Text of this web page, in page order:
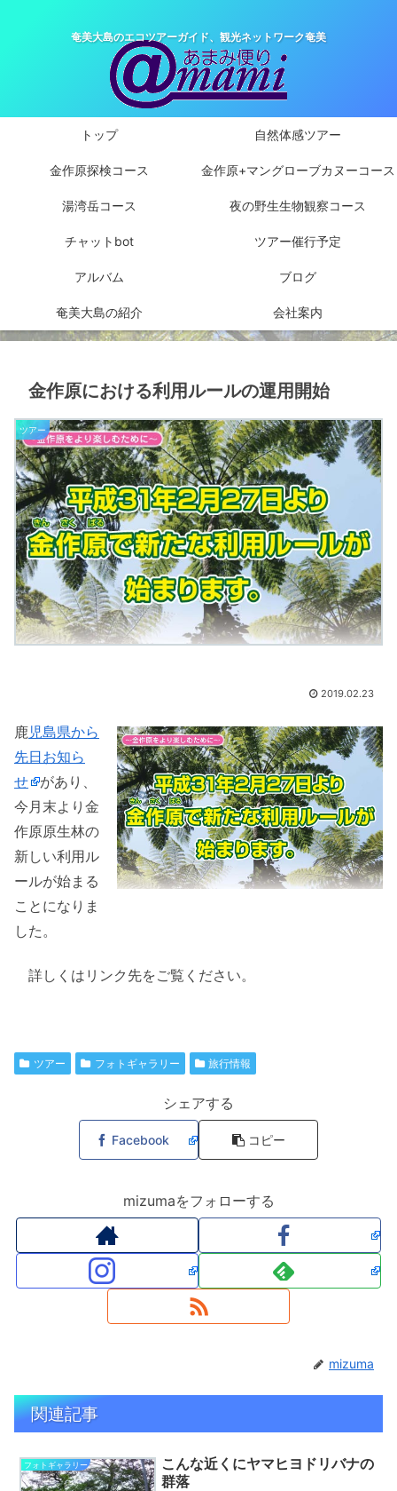
奄美大島のエコツアーガイド、観光ネットワーク奄美
トップ 自然体感ツアー
金作原探検コース 金作原+マングローブカヌーコース
湯湾岳コース 夜の野生生物観察コース
チャットbot ツアー催行予定
アルバム ブログ
奄美大島の紹介 会社案内
金作原における利用ルールの運用開始
ツアー
2019.02.23
鹿児島県から
先日お知ら
せ
があり、
今月末より金
作原原生林の
新しい利用ル
ールが始まる
ことになりま
した。
詳しくはリンク先をご覧ください。
ツアー フォトギャラリー 旅行情報
シェアする
Facebook コピー
mizumaをフォローする
mizuma
関連記事
フォトギャラリー
こんな近くにヤマヒヨドリバナの
群落